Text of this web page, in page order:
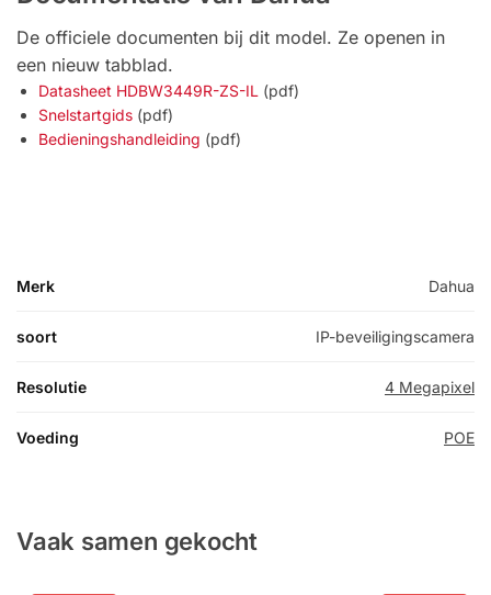
De officiele documenten bij dit model. Ze openen in
een nieuw tabblad.
Datasheet HDBW3449R-ZS-IL (pdf)
Snelstartgids (pdf)
Bedieningshandleiding (pdf)
Merk Dahua
soort IP-beveiligingscamera
Resolutie 4 Megapixel
Voeding POE
Vaak samen gekocht